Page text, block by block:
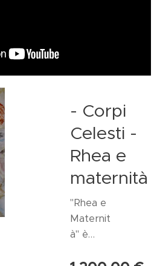
- Corpi
Celesti -
Rhea e
maternità
"Rhea e
Maternit
à" è